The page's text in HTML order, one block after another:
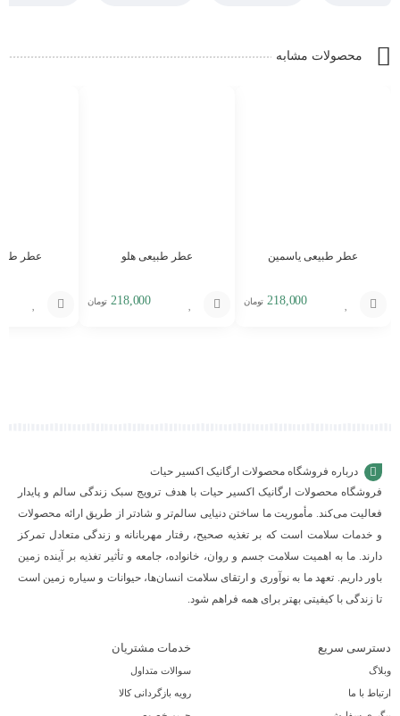
محصولات مشابه
عطر طبیعی یاسمین
218,000 تومان
عطر طبیعی هلو
218,000 تومان
عطر
درباره فروشگاه محصولات ارگانیک اکسیر حیات
فروشگاه محصولات ارگانیک اکسیر حیات با هدف ترویج سبک زندگی سالم و پایدار
فعالیت می‌کند. مأموریت ما ساختن دنیایی سالم‌تر و شادتر از طریق ارائه محصولات
و خدمات سلامت است که بر تغذیه صحیح، رفتار مهربانانه و زندگی متعادل تمرکز
دارند. ما به اهمیت سلامت جسم و روان، خانواده، جامعه و تأثیر تغذیه بر آینده زمین
باور داریم. تعهد ما به نوآوری و ارتقای سلامت انسان‌ها، حیوانات و سیاره زمین است
تا زندگی با کیفیتی بهتر برای همه فراهم شود.
دسترسی سریع
وبلاگ
ارتباط با ما
خدمات مشتریان
سوالات متداول
رویه بازگردانی کالا